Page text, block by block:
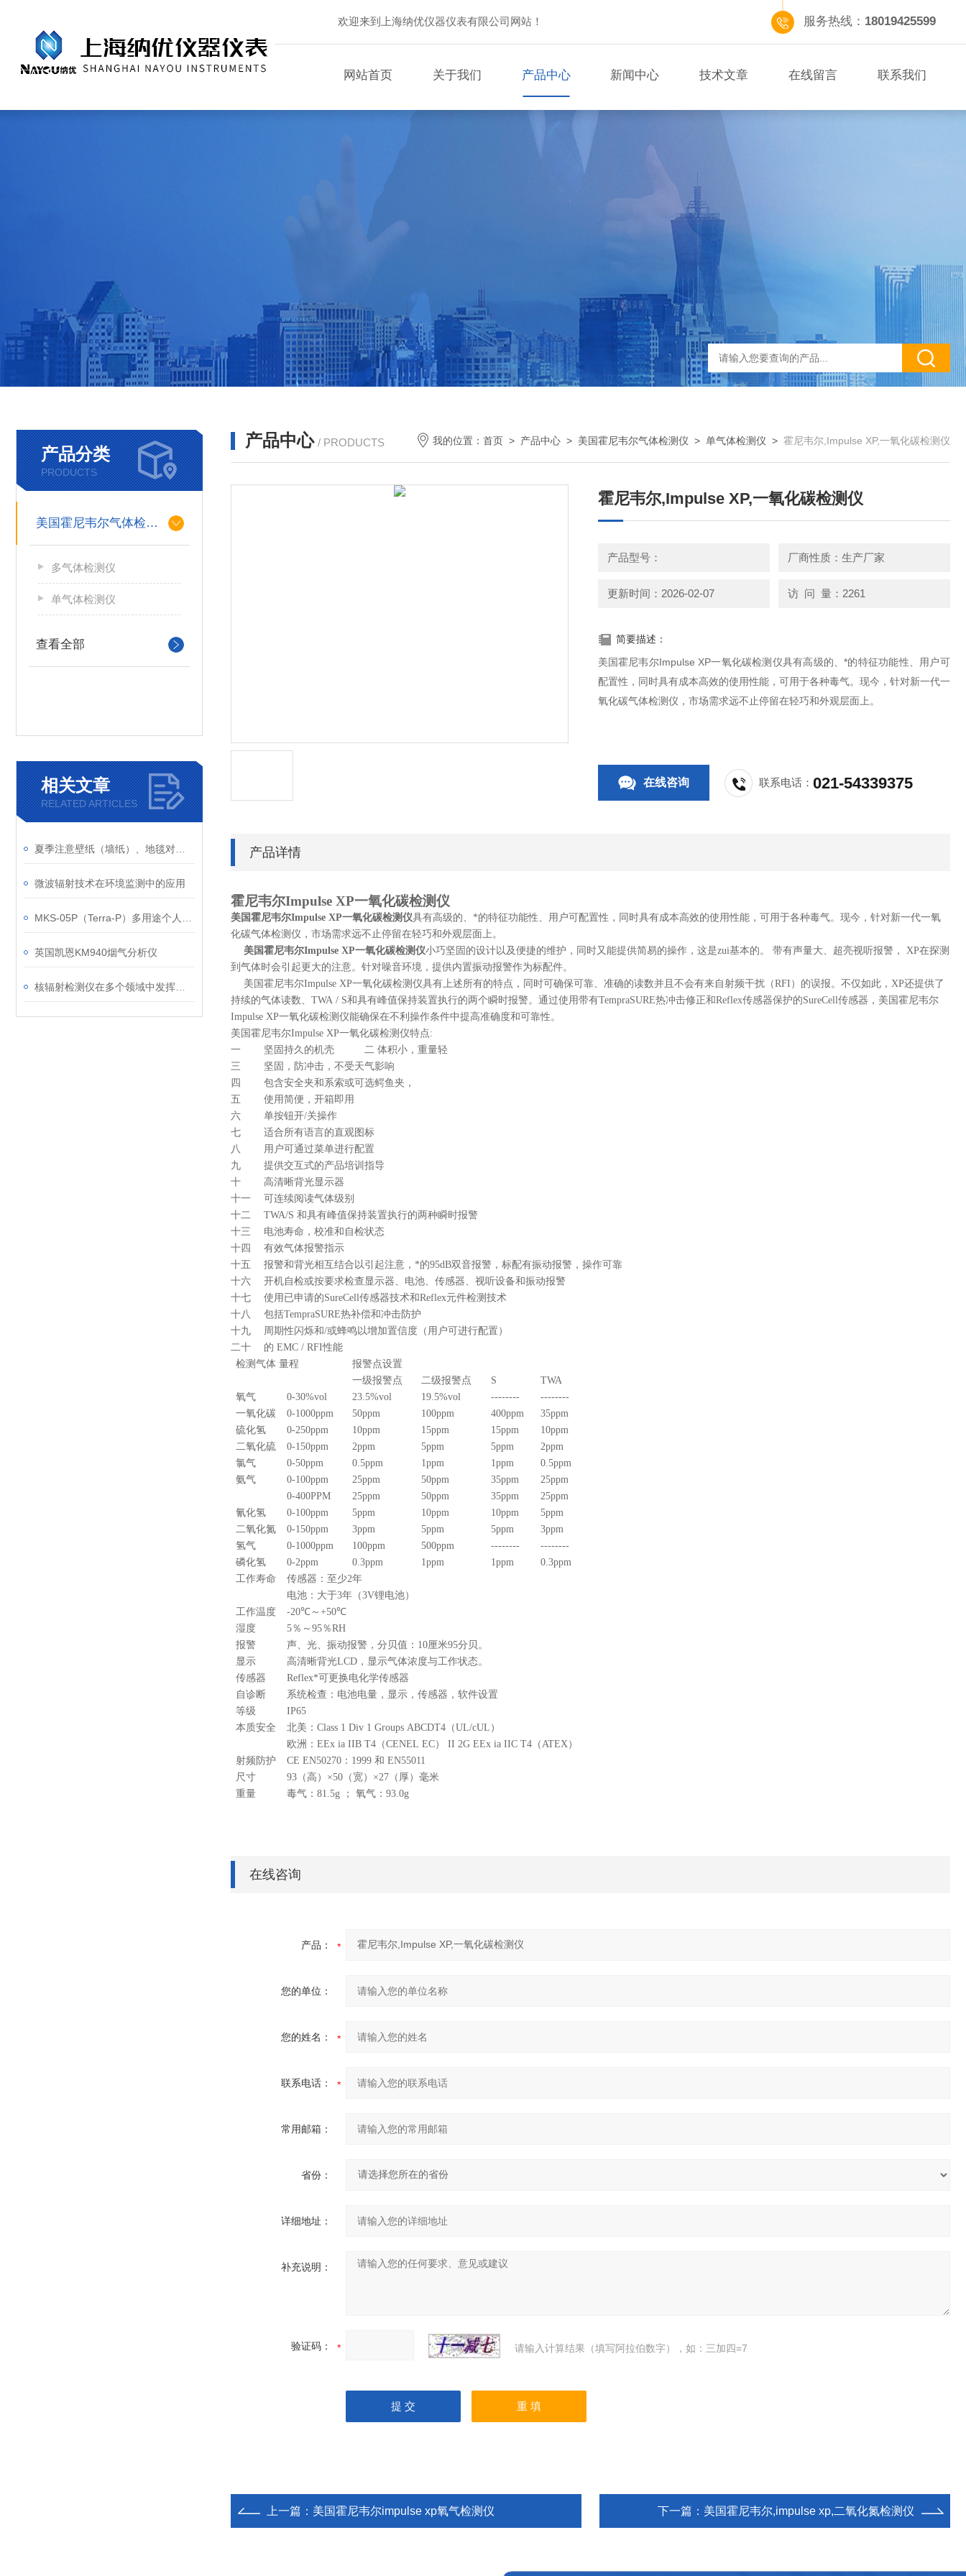
欢迎来到上海纳优仪器仪表有限公司网站！ 服务热线： 18019425599
网站首页 关于我们 产品中心 新闻中心 技术文章 在线留言 联系我们
产品分类
PRODUCTS
美国霍尼韦尔气体检测仪
多气体检测仪
单气体检测仪
查看全部
相关文章
RELATED ARTICLES
微波辐射技术在环境监测中的应用
英国凯恩KM940烟气分析仪
产品中心 / PRODUCTS 我的位置： 首页 > 产品中心 > 美国霍尼韦尔气体检测仪 > 单气体检测仪 > 霍尼韦尔,Impulse XP,一氧化碳检测仪
霍尼韦尔,Impulse XP,一氧化碳检测仪
产品型号： 厂商性质：生产厂家
更新时间：2026-02-07 访 问 量：2261
简要描述：
美国霍尼韦尔Impulse XP一氧化碳检测仪具有高级的、*的特征功能性、用户可
配置性，同时具有成本高效的使用性能，可用于各种毒气。现今，针对新一代一
氧化碳气体检测仪，市场需求远不止停留在轻巧和外观层面上。
在线咨询 联系电话：021-54339375
产品详情
霍尼韦尔Impulse XP一氧化碳检测仪
美国霍尼韦尔Impulse XP一氧化碳检测仪具有高级的、*的特征功能性、用户可配置性，同时具有成本高效的使用性能，可用于各种毒气。现今，针对新一代一氧
化碳气体检测仪，市场需求远不止停留在轻巧和外观层面上。
美国霍尼韦尔Impulse XP一氧化碳检测仪小巧坚固的设计以及便捷的维护，同时又能提供简易的操作，这是zui基本的。 带有声量大、超亮视听报警， XP在探测
到气体时会引起更大的注意。针对噪音环境，提供内置振动报警作为标配件。
美国霍尼韦尔Impulse XP一氧化碳检测仪具有上述所有的特点，同时可确保可靠、准确的读数并且不会有来自射频干扰 （RFI） 的误报。不仅如此， XP还提供了
持续的气体读数、 TWA / S和具有峰值保持装置执行的两个瞬时报警。通过使用带有TempraSURE热冲击修正和Reflex传感器保护的SureCell传感器，美国霍尼韦尔
Impulse XP一氧化碳检测仪能确保在不利操作条件中提高准确度和可靠性。
美国霍尼韦尔Impulse XP一氧化碳检测仪特点:
一 坚固持久的机壳 二 体积小，重量轻
三 坚固，防冲击，不受天气影响
四 包含安全夹和系索或可选鳄鱼夹，
五 使用简便，开箱即用
六 单按钮开/关操作
七 适合所有语言的直观图标
八 用户可通过菜单进行配置
九 提供交互式的产品培训指导
十 高清晰背光显示器
十一 可连续阅读气体级别
十二 TWA/S 和具有峰值保持装置执行的两种瞬时报警
十三 电池寿命，校准和自检状态
十四 有效气体报警指示
十五 报警和背光相互结合以引起注意，*的95dB双音报警，标配有振动报警，操作可靠
十六 开机自检或按要求检查显示器、电池、传感器、视听设备和振动报警
十七 使用已申请的SureCell传感器技术和Reflex元件检测技术
十八 包括TempraSURE热补偿和冲击防护
十九 周期性闪烁和/或蜂鸣以增加置信度（用户可进行配置）
二十 的 EMC / RFI性能
检测气体 量程
报警点设置
一级报警点
二级报警点 S
TWA
氧气
0-30%vol 23.5%vol 19.5%vol --------
--------
一氧化碳
0-1000ppm 50ppm 100ppm 400ppm
35ppm
硫化氢
0-250ppm 10ppm 15ppm 15ppm
10ppm
二氧化硫
0-150ppm 2ppm 5ppm 5ppm
2ppm
氯气
0-50ppm 0.5ppm 1ppm 1ppm
0.5ppm
氨气
0-100ppm 25ppm 50ppm 35ppm
25ppm
0-400PPM
25ppm 50ppm 35ppm
25ppm
氰化氢
0-100ppm 5ppm 10ppm 10ppm
5ppm
二氧化氮
0-150ppm 3ppm 5ppm 5ppm
3ppm
氢气
0-1000ppm 100ppm 500ppm --------
--------
磷化氢
0-2ppm 0.3ppm 1ppm 1ppm
0.3ppm
工作寿命
传感器：至少2年
电池：大于3年（3V锂电池）
工作温度
-20℃ ～+50℃
湿度
5％～95％RH
报警
声、光、振动报警，分贝值： 10厘米95分贝。
显示
高清晰背光LCD ，显示气体浓度与工作状态。
传感器
Reflex*可更换电化学传感器
自诊断
系统检查：电池电量，显示，传感器，软件设置
等级
IP65
本质安全
北美：Class 1 Div 1 Groups ABCDT4（UL/cUL）
欧洲：EEx ia IIB T4（CENEL EC） II 2G EEx ia IIC T4（ATEX）
射频防护
CE EN50270 ： 1999和EN55011
尺寸
93 （高） ×50 （宽） ×27 （厚）毫米
重量
毒气：81.5g ；氧气 ：93.0g
在线咨询
产品：
您的单位：
您的姓名：
联系电话：
常用邮箱：
省份：
详细地址：
补充说明：
验证码： 请输入计算结果（填写阿拉伯数字），如：三加四=7
上一篇： 美国霍尼韦尔impulse xp氧气检测仪 下一篇： 美国霍尼韦尔,impulse xp,二氧化氮检测仪